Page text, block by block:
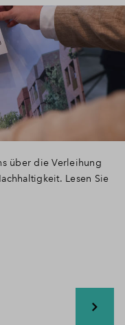
über die Verleihung
Lesen Sie